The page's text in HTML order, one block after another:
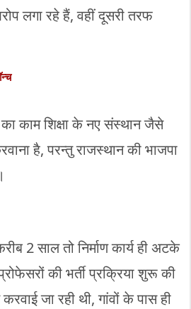
लगा रहे हैं, वहीं दूसरी तरफ
काम शिक्षा के नए संस्थान जैसे
है, परन्तु राजस्थान की भाजपा
2 साल तो निर्माण कार्य ही अटके
की भर्ती प्रक्रिया शुरू की
जा रही थी, गांवों के पास ही